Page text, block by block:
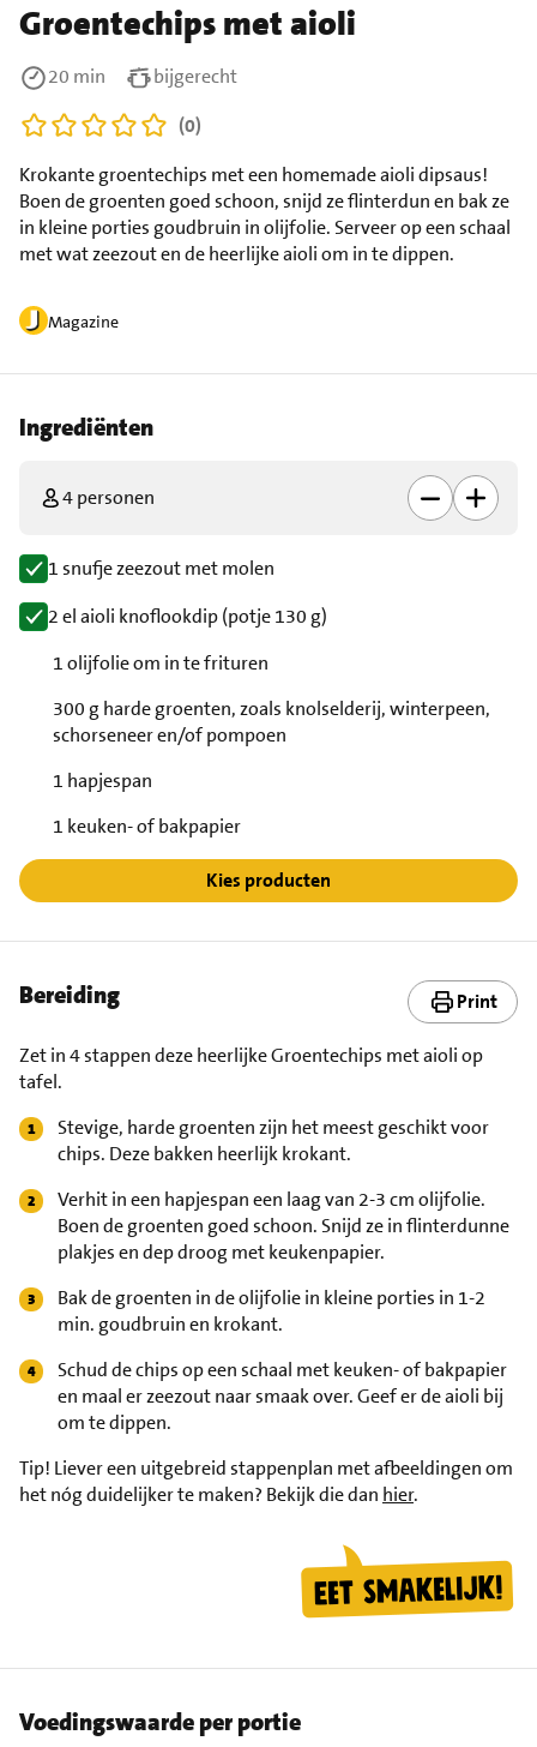
Groentechips met aioli
Magazine
Krokante groentechips met een homemade aioli dipsaus!
Boen de groenten goed schoon, snijd ze flinterdun en bak ze
in kleine porties goudbruin in olijfolie. Serveer op een schaal
met wat zeezout en de heerlijke aioli om in te dippen.
20 min
bijgerecht
(0)
Ingrediënten
4 personen
1 snufje zeezout met molen
2 el aioli knoflookdip (potje 130 g)
1 olijfolie om in te frituren
300 g harde groenten, zoals knolselderij, winterpeen,
schorseneer en/of pompoen
1 hapjespan
1 keuken- of bakpapier
Kies producten
Bereiding Print
Zet in 4 stappen deze heerlijke Groentechips met aioli op
tafel.
Stevige, harde groenten zijn het meest geschikt voor
chips. Deze bakken heerlijk krokant.
Verhit in een hapjespan een laag van 2-3 cm olijfolie.
Boen de groenten goed schoon. Snijd ze in flinterdunne
plakjes en dep droog met keukenpapier.
Bak de groenten in de olijfolie in kleine porties in 1-2
min. goudbruin en krokant.
Schud de chips op een schaal met keuken- of bakpapier
en maal er zeezout naar smaak over. Geef er de aioli bij
om te dippen.
Tip! Liever een uitgebreid stappenplan met afbeeldingen om
het nóg duidelijker te maken? Bekijk die dan hier.
Voedingswaarde per portie